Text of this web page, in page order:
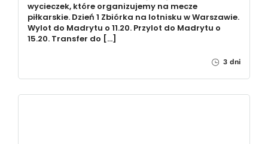
wycieczek, które organizujemy na mecze
piłkarskie. Dzień 1 Zbiórka na lotnisku w Warszawie.
Wylot do Madrytu o 11.20. Przylot do Madrytu o
15.20. Transfer do […]
3 dni